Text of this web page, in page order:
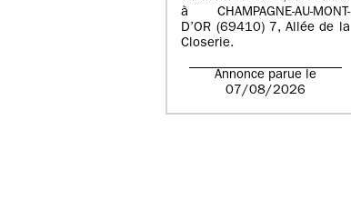
à CHAMPAGNE-AU-MONT-
D’OR (69410) 7, Allée de la
Closerie.
Annonce parue le
07/08/2026